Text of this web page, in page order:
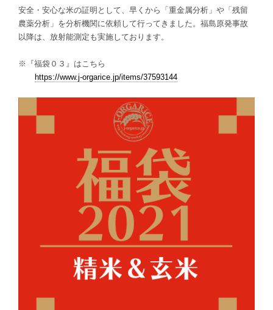
安全・安心な米の証明として、早くから「重金属分析」や「残留
農薬分析」を分析機関に依頼して行ってきました。福島原発事故
以降は、放射能測定も実施しております。
※『福袋０３』はこちら
https://www.j-orgarice.jp/items/37593144